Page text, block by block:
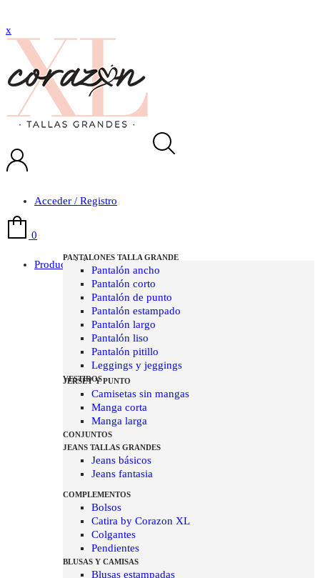
x
Acceder / Registro
0
Producto
PANTALONES TALLA GRANDE
Pantalón ancho
Pantalón corto
Pantalón de punto
Pantalón estampado
Pantalón largo
Pantalón liso
Pantalón pitillo
Leggings y jeggings
VESTIDOS
JERSEY Y PUNTO
Camisetas sin mangas
Manga corta
Manga larga
CONJUNTOS
JEANS TALLAS GRANDES
Jeans básicos
Jeans fantasia
COMPLEMENTOS
Bolsos
Catira by Corazon XL
Colgantes
Pendientes
BLUSAS Y CAMISAS
Blusas estampadas